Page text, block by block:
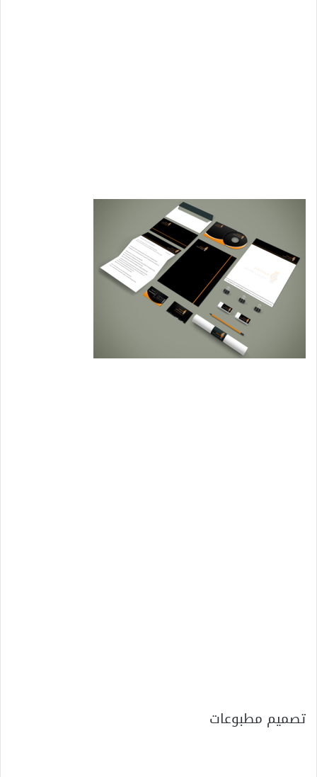
تصميم مطبوعات